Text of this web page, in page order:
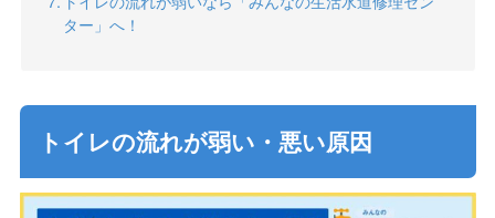
ター」へ！
トイレの流れが弱い・悪い原因